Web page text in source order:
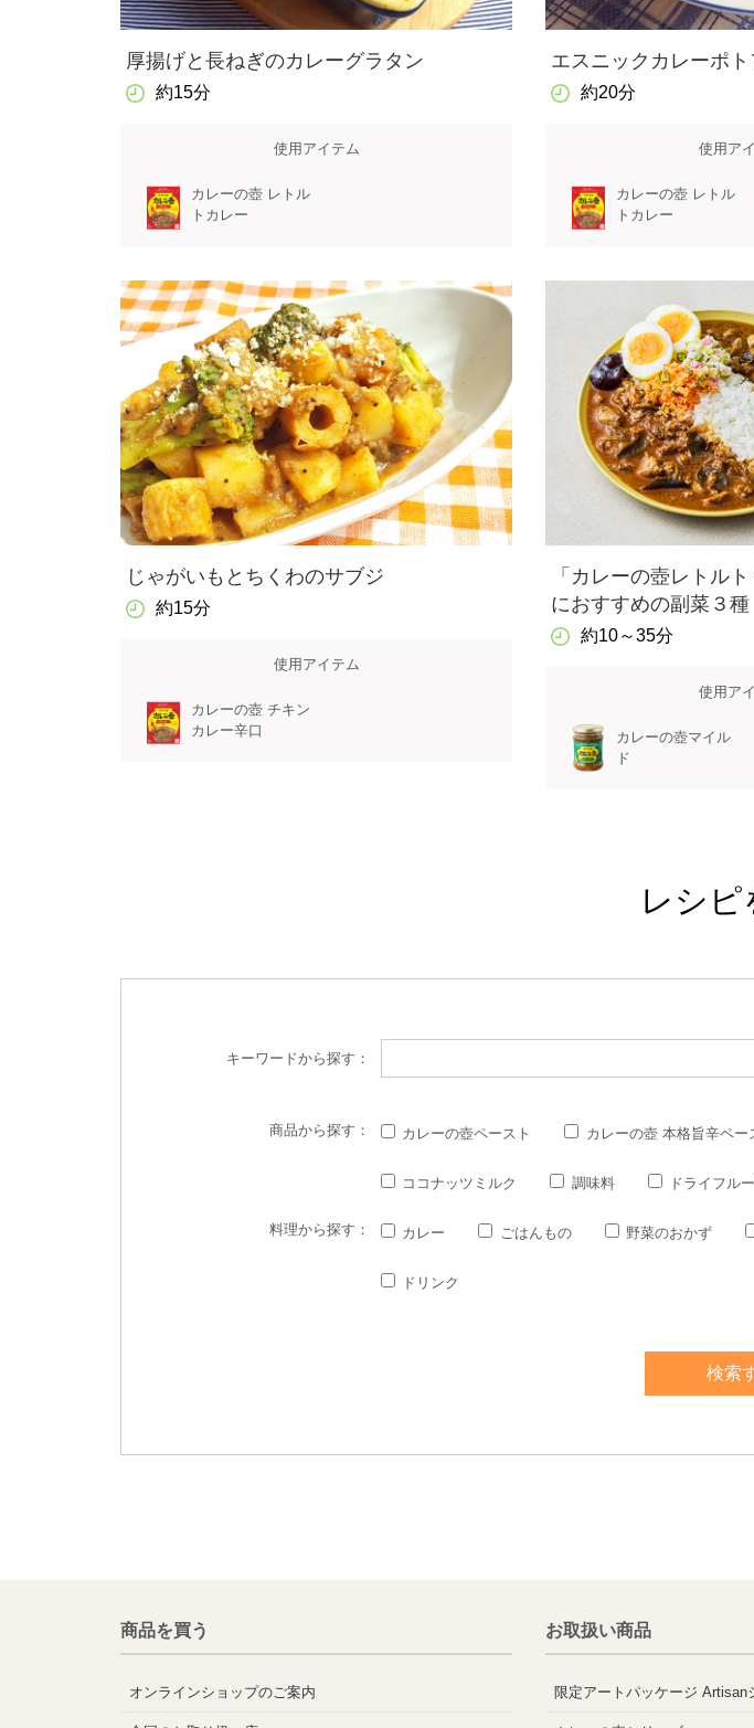
厚揚げと長ねぎのカレーグラタン
約15分
使用アイテム
カレーの壺 レトル
トカレー
エスニックカレーポト
約20分
使用ア
カレーの壺 レトル
トカレー
じゃがいもとちくわのサブジ
約15分
使用アイテム
カレーの壺 チキン
カレー辛口
「カレーの壺レトル
におすすめの副菜３種
約10～35分
使用ア
カレーの壺マイル
ド
レシピ
キーワードから探す：
商品から探す： カレーの壺ペースト カレーの壺 本格旨辛ペー
ココナッツミルク 調味料 ドライフル
料理から探す： カレー ごはんもの 野菜のおかず
ドリンク
商品を買う
オンラインショップのご案内
お取扱い商品
限定アートパッケージ Artisan